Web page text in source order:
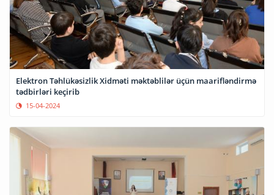
Elektron Təhlükəsizlik Xidməti məktəblilər üçün maarifləndirmə
tədbirləri keçirib
15-04-2024